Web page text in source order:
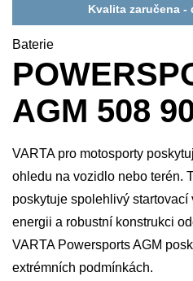
Kvalita zaručena -
Baterie
AGM 508
VARTA pro motosporty
ohledu na vozidlo nebo terén.
poskytuje spolehlivý
energii a robustní konstrukci
VARTA Powersports AGM
extrémních podmínkách.